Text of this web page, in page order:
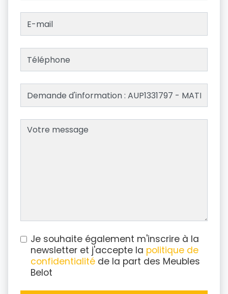
Je souhaite également m'inscrire à la
newsletter et j'accepte la politique de
confidentialité de la part des Meubles
Belot